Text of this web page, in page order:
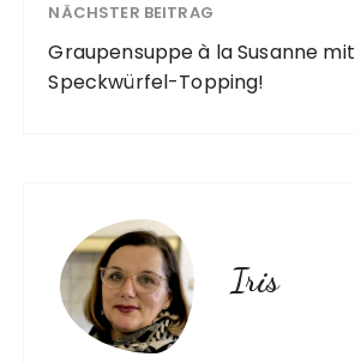
NÄCHSTER BEITRAG
Graupensuppe à la Susanne mit
Speckwürfel-Topping!
Iris